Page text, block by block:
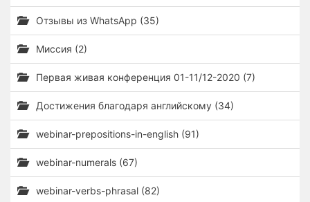
Отзывы из WhatsApp (35)
Миссия (2)
Первая живая конференция 01-11/12-2020 (7)
Достижения благодаря английскому (34)
webinar-prepositions-in-english (91)
webinar-numerals (67)
webinar-verbs-phrasal (82)